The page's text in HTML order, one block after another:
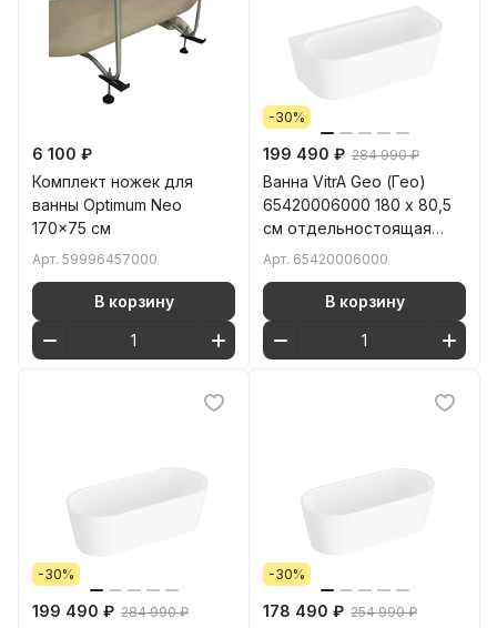
6 100 ₽
Комплект ножек для
ванны Optimum Neo
170x75 см
Арт. 59996457000
В корзину
-30%
199 490 ₽ 284 990 ₽
Ванна VitrA Geo (Гео)
65420006000 180 x 80,5
см отдельностоящая
акриловая
Арт. 65420006000
В корзину
-30%
199 490 ₽ 284 990 ₽
-30%
178 490 ₽ 254 990 ₽